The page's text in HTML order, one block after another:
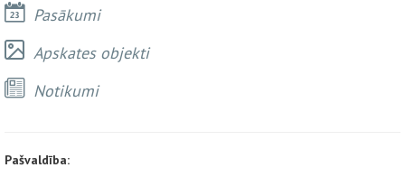
Pasākumi
Apskates objekti
Notikumi
Pašvaldība: